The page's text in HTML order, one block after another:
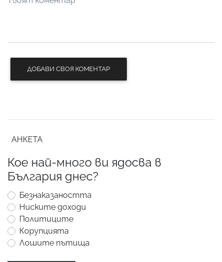
ДОБАВИ СВОЯ КОМЕНТАР
АНКЕТА
Кое най-много ви ядосва в
България днес?
Безнаказаността
Ниските доходи
Политиците
Корупцията
Лошите пътища